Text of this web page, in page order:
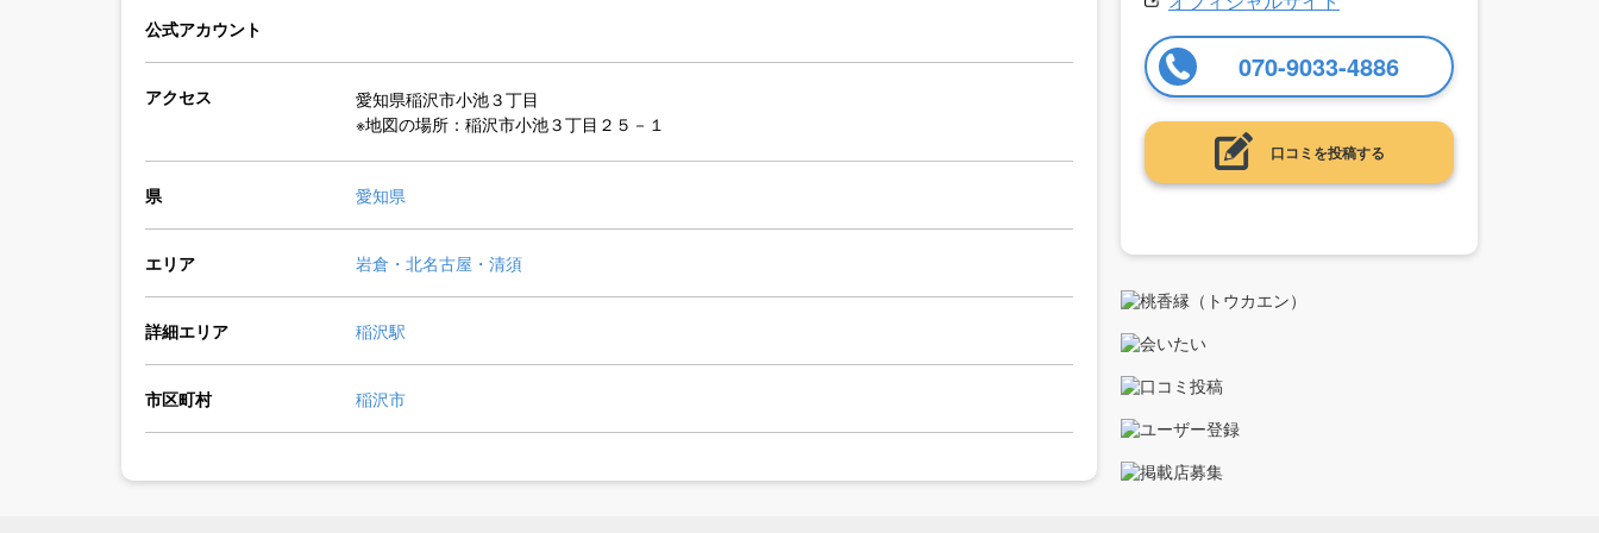
公式アカウント
アクセス
愛知県稲沢市小池３丁目
※地図の場所：稲沢市小池３丁目２５－１
県 愛知県
エリア 岩倉・北名古屋・清須
詳細エリア 稲沢駅
市区町村 稲沢市
070-9033-4886
口コミを投稿する